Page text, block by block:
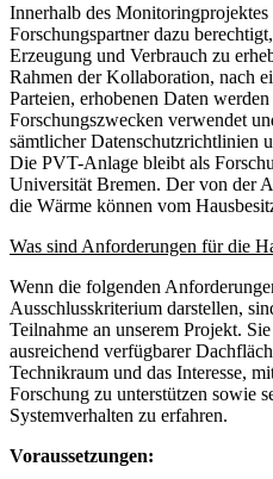
Innerhalb des Monitoringprojektes
Forschungspartner dazu
Erzeugung und Verbrauch zu
Rahmen der Kollaboration, nach
Parteien, erhobenen Daten
Forschungszwecken verwendet
sämtlicher Datenschutzrichtlinien
Die PVT-Anlage bleibt als
Universität Bremen. Der von der
die Wärme können vom
Was sind Anforderungen für die
Wenn die folgenden
Ausschlusskriterium darstellen,
Teilnahme an unserem Projekt.
ausreichend verfügbarer
Technikraum und das Interesse,
Forschung zu unterstützen sowie
Systemverhalten zu erfahren.
Voraussetzungen: